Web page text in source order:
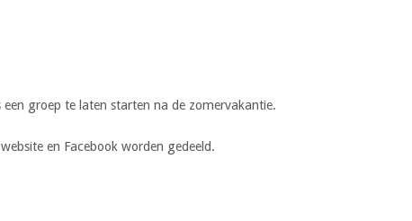
groep te laten starten na de zomervakantie.
en Facebook worden gedeeld.